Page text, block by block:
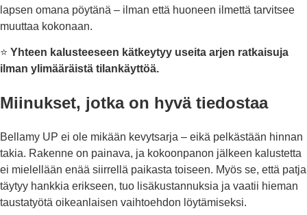
lapsen omana pöytänä – ilman että huoneen ilmettä tarvitsee
muuttaa kokonaan.
⭐ Yhteen kalusteeseen kätkeytyy useita arjen ratkaisuja
ilman ylimääräistä tilankäyttöä.
Miinukset, jotka on hyvä tiedostaa
Bellamy UP ei ole mikään kevytsarja – eikä pelkästään hinnan
takia. Rakenne on painava, ja kokoonpanon jälkeen kalustetta
ei mielellään enää siirrellä paikasta toiseen. Myös se, että patja
täytyy hankkia erikseen, tuo lisäkustannuksia ja vaatii hieman
taustatyötä oikeanlaisen vaihtoehdon löytämiseksi.